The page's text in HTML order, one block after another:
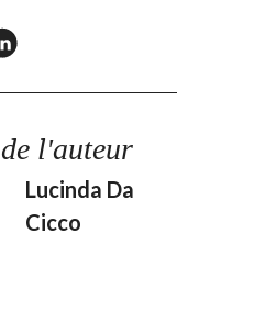
l'auteur
Lucinda Da
Cicco